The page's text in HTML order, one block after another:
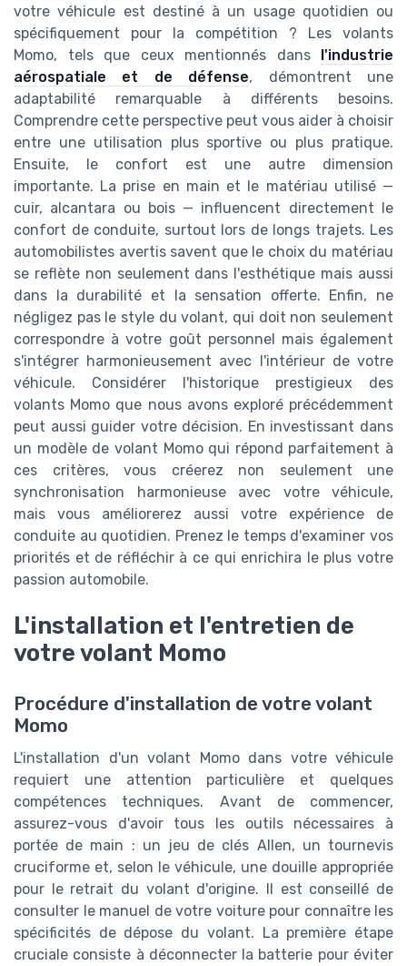
votre véhicule est destiné à un usage quotidien ou
spécifiquement pour la compétition ? Les volants
Momo, tels que ceux mentionnés dans
l'industrie
aérospatiale et de défense, démontrent une
adaptabilité remarquable à différents besoins.
Comprendre cette perspective peut vous aider à choisir
entre une utilisation plus sportive ou plus pratique.
Ensuite, le confort est une autre dimension
importante. La prise en main et le matériau utilisé —
cuir, alcantara ou bois — influencent directement le
confort de conduite, surtout lors de longs trajets. Les
automobilistes avertis savent que le choix du matériau
se reflète non seulement dans l'esthétique mais aussi
dans la durabilité et la sensation offerte. Enfin, ne
négligez pas le style du volant, qui doit non seulement
correspondre à votre goût personnel mais également
s'intégrer harmonieusement avec l'intérieur de votre
véhicule. Considérer l'historique prestigieux des
volants Momo que nous avons exploré précédemment
peut aussi guider votre décision. En investissant dans
un modèle de volant Momo qui répond parfaitement à
ces critères, vous créerez non seulement une
synchronisation harmonieuse avec votre véhicule,
mais vous améliorerez aussi votre expérience de
conduite au quotidien. Prenez le temps d'examiner vos
priorités et de réfléchir à ce qui enrichira le plus votre
passion automobile.
L'installation et l'entretien de
votre volant Momo
Procédure d'installation de votre volant
Momo
L'installation d'un volant Momo dans votre véhicule
requiert une attention particulière et quelques
compétences techniques. Avant de commencer,
assurez-vous d'avoir tous les outils nécessaires à
portée de main : un jeu de clés Allen, un tournevis
cruciforme et, selon le véhicule, une douille appropriée
pour le retrait du volant d'origine. Il est conseillé de
consulter le manuel de votre voiture pour connaître les
spécificités de dépose du volant. La première étape
cruciale consiste à déconnecter la batterie pour éviter